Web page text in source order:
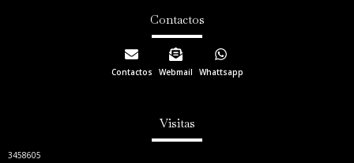
Contactos
Contactos Webmail Whattsapp
Visitas
3458605